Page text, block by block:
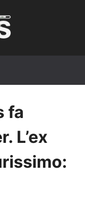
fa
L’ex